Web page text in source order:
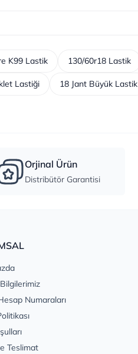
K99 Lastik 130/60r18 Lastik
Lastiği 18 Jant Büyük Lastik
Orjinal Ürün
Distribütör Garantisi
Numaraları
Teslimat